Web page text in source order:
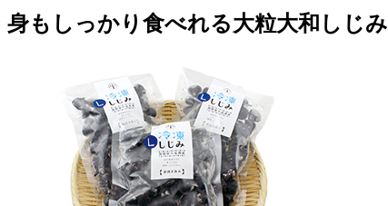
身もしっかり食べれる大粒大和しじみ